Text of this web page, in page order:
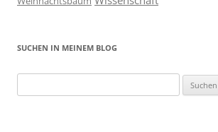
SUCHEN IN MEINEM BLOG
nach: